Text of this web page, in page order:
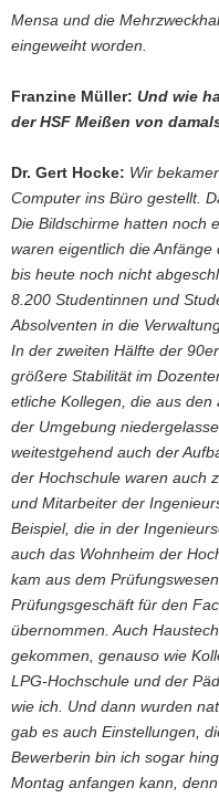
Mensa und die
eingeweiht worden.
Franzine Müller: Und wie
der HSF Meißen von
Dr. Gert Hocke: Wir
Computer ins Büro gestellt.
Die Bildschirme hatten noch
waren eigentlich die
bis heute noch nicht
8.200 Studentinnen und
Absolventen in die
In der zweiten Hälfte der
größere Stabilität im
etliche Kollegen, die aus
der Umgebung
weitestgehend auch der
der Hochschule waren auch
und Mitarbeiter der
Beispiel, die in der
auch das Wohnheim der
kam aus dem
Prüfungsgeschäft für den
übernommen. Auch
gekommen, genauso wie
LPG-Hochschule und der
wie ich. Und dann wurden
gab es auch Einstellungen,
Bewerberin bin ich sogar
Montag anfangen kann,